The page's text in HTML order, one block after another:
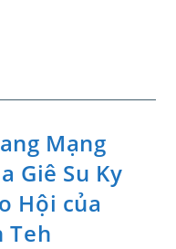
Mạng
Giê Su Ky
Hội của
Teh